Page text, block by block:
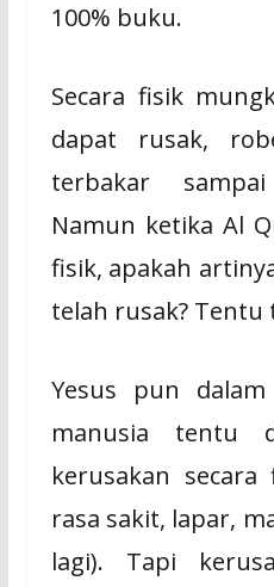
100% buku.
Secara fisik
dapat rusak,
terbakar
Namun ketika Al
fisik, apakah
telah rusak? Tentu
Yesus pun
manusia tentu
kerusakan
rasa sakit, lapar,
lagi). Tapi